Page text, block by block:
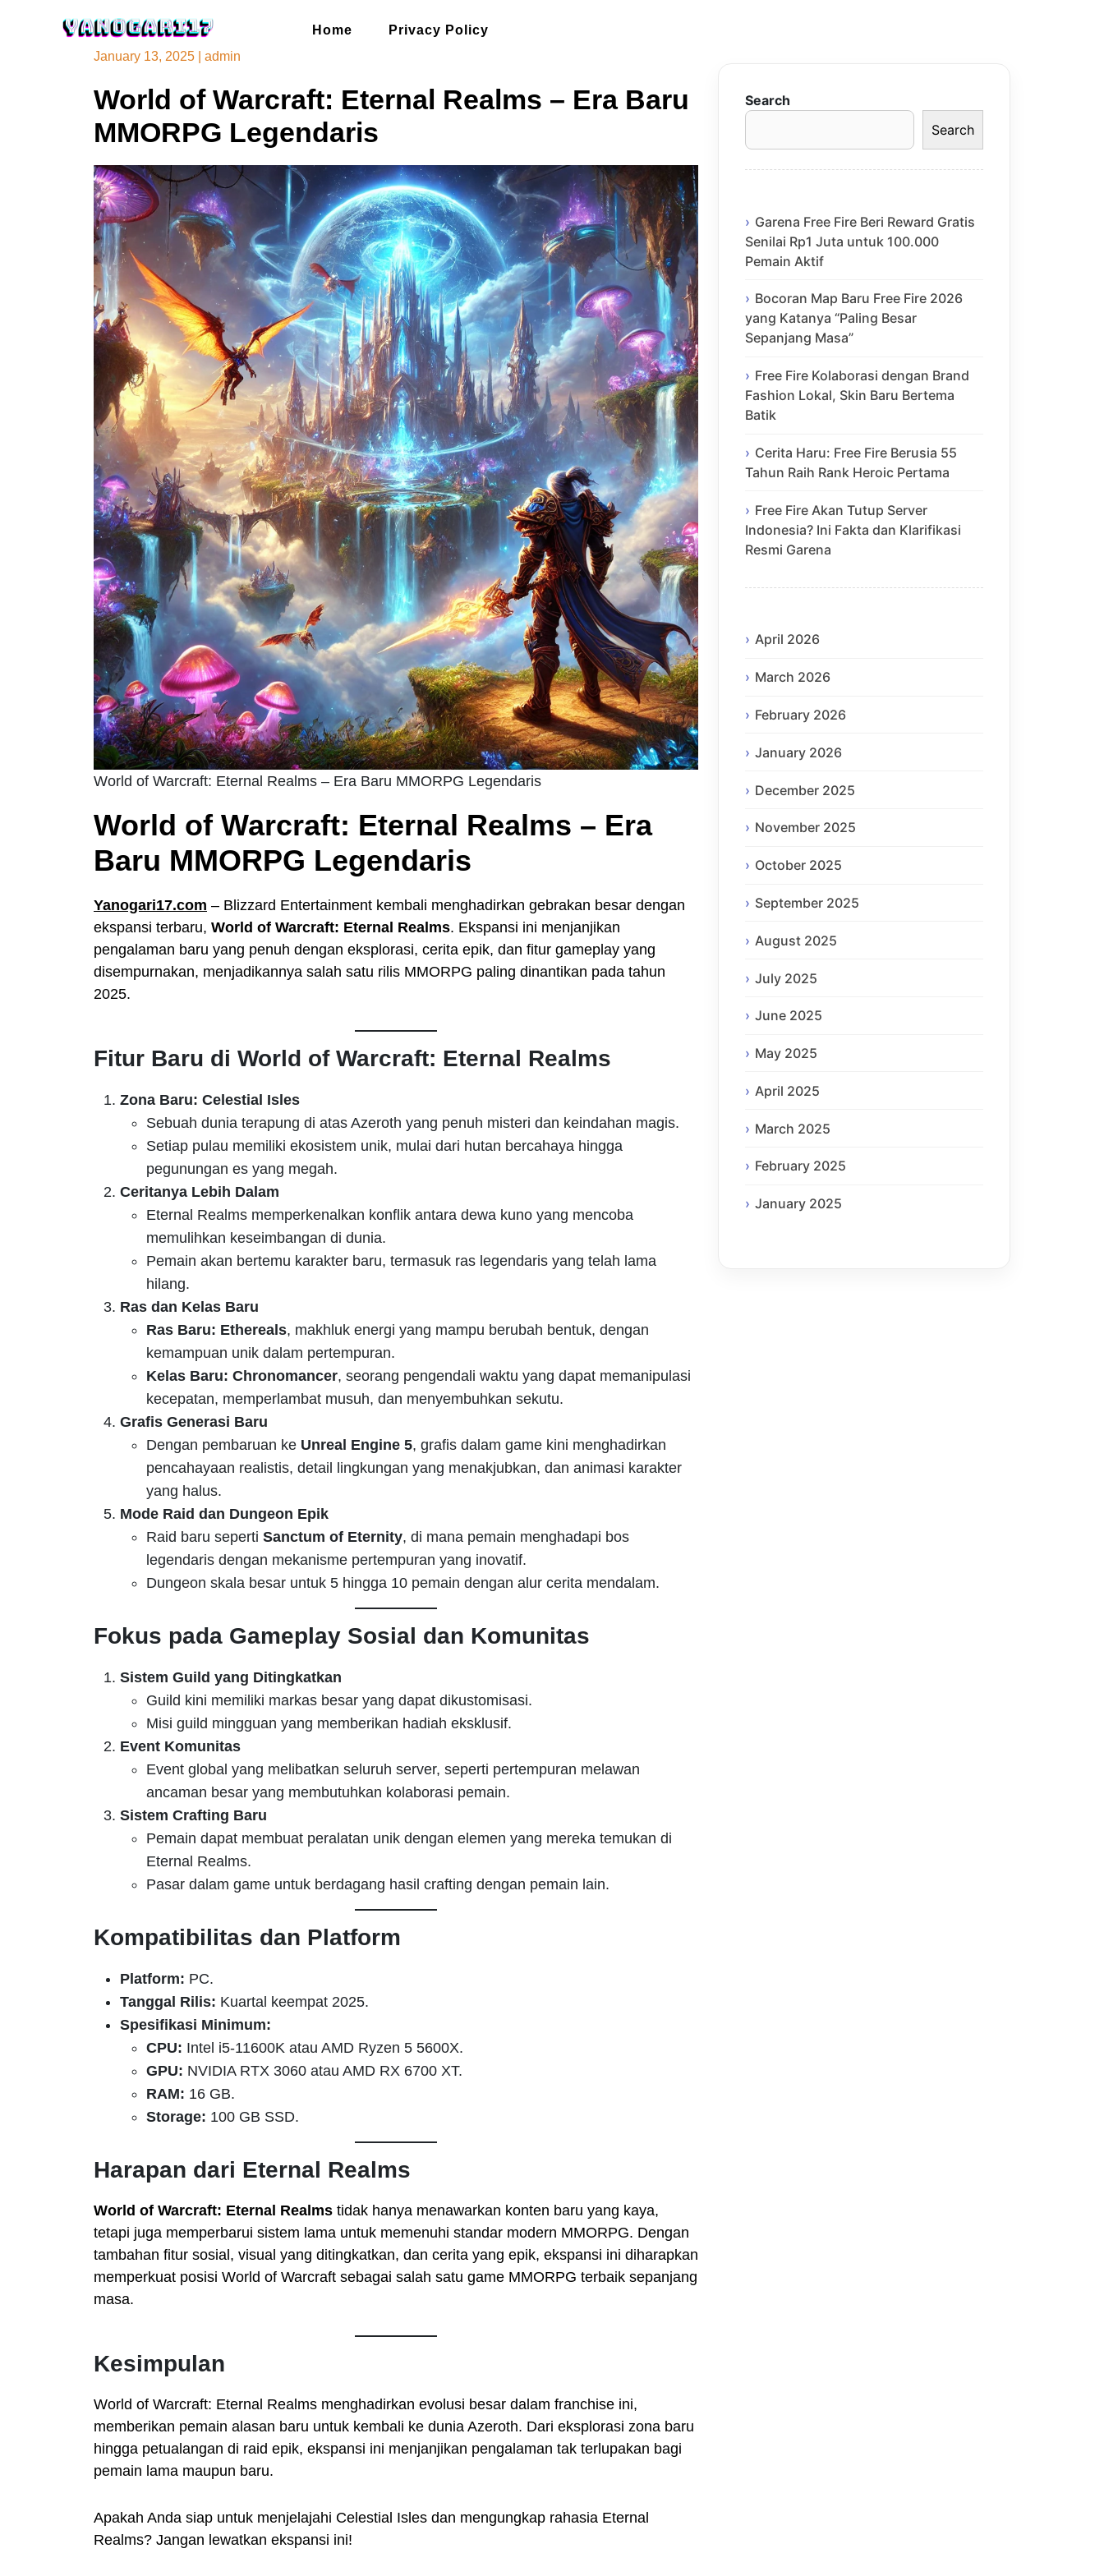
Home
Privacy Policy
January 13, 2025
admin
World of Warcraft: Eternal Realms – Era Baru
MMORPG Legendaris
World of Warcraft: Eternal Realms – Era Baru MMORPG Legendaris
World of Warcraft: Eternal Realms – Era
Baru MMORPG Legendaris
Yanogari17.com – Blizzard Entertainment kembali menghadirkan gebrakan besar dengan
ekspansi terbaru, World of Warcraft: Eternal Realms. Ekspansi ini menjanjikan
pengalaman baru yang penuh dengan eksplorasi, cerita epik, dan fitur gameplay yang
disempurnakan, menjadikannya salah satu rilis MMORPG paling dinantikan pada tahun
2025.
Fitur Baru di World of Warcraft: Eternal Realms
Zona Baru: Celestial Isles
Sebuah dunia terapung di atas Azeroth yang penuh misteri dan keindahan magis.
Setiap pulau memiliki ekosistem unik, mulai dari hutan bercahaya hingga
pegunungan es yang megah.
Ceritanya Lebih Dalam
Eternal Realms memperkenalkan konflik antara dewa kuno yang mencoba
memulihkan keseimbangan di dunia.
Pemain akan bertemu karakter baru, termasuk ras legendaris yang telah lama
hilang.
Ras dan Kelas Baru
Ras Baru: Ethereals, makhluk energi yang mampu berubah bentuk, dengan
kemampuan unik dalam pertempuran.
Kelas Baru: Chronomancer, seorang pengendali waktu yang dapat memanipulasi
kecepatan, memperlambat musuh, dan menyembuhkan sekutu.
Grafis Generasi Baru
Dengan pembaruan ke Unreal Engine 5, grafis dalam game kini menghadirkan
pencahayaan realistis, detail lingkungan yang menakjubkan, dan animasi karakter
yang halus.
Mode Raid dan Dungeon Epik
Raid baru seperti Sanctum of Eternity, di mana pemain menghadapi bos
legendaris dengan mekanisme pertempuran yang inovatif.
Dungeon skala besar untuk 5 hingga 10 pemain dengan alur cerita mendalam.
Fokus pada Gameplay Sosial dan Komunitas
Sistem Guild yang Ditingkatkan
Guild kini memiliki markas besar yang dapat dikustomisasi.
Misi guild mingguan yang memberikan hadiah eksklusif.
Event Komunitas
Event global yang melibatkan seluruh server, seperti pertempuran melawan
ancaman besar yang membutuhkan kolaborasi pemain.
Sistem Crafting Baru
Pemain dapat membuat peralatan unik dengan elemen yang mereka temukan di
Eternal Realms.
Pasar dalam game untuk berdagang hasil crafting dengan pemain lain.
Kompatibilitas dan Platform
Platform: PC.
Tanggal Rilis: Kuartal keempat 2025.
Spesifikasi Minimum:
CPU: Intel i5-11600K atau AMD Ryzen 5 5600X.
GPU: NVIDIA RTX 3060 atau AMD RX 6700 XT.
RAM: 16 GB.
Storage: 100 GB SSD.
Harapan dari Eternal Realms
World of Warcraft: Eternal Realms tidak hanya menawarkan konten baru yang kaya,
tetapi juga memperbarui sistem lama untuk memenuhi standar modern MMORPG. Dengan
tambahan fitur sosial, visual yang ditingkatkan, dan cerita yang epik, ekspansi ini diharapkan
memperkuat posisi World of Warcraft sebagai salah satu game MMORPG terbaik sepanjang
masa.
Kesimpulan
World of Warcraft: Eternal Realms menghadirkan evolusi besar dalam franchise ini,
memberikan pemain alasan baru untuk kembali ke dunia Azeroth. Dari eksplorasi zona baru
hingga petualangan di raid epik, ekspansi ini menjanjikan pengalaman tak terlupakan bagi
pemain lama maupun baru.
Apakah Anda siap untuk menjelajahi Celestial Isles dan mengungkap rahasia Eternal
Realms? Jangan lewatkan ekspansi ini!
Search
Search
Garena Free Fire Beri Reward Gratis
Senilai Rp1 Juta untuk 100.000
Pemain Aktif
Bocoran Map Baru Free Fire 2026
yang Katanya “Paling Besar
Sepanjang Masa”
Free Fire Kolaborasi dengan Brand
Fashion Lokal, Skin Baru Bertema
Batik
Cerita Haru: Free Fire Berusia 55
Tahun Raih Rank Heroic Pertama
Free Fire Akan Tutup Server
Indonesia? Ini Fakta dan Klarifikasi
Resmi Garena
April 2026
March 2026
February 2026
January 2026
December 2025
November 2025
October 2025
September 2025
August 2025
July 2025
June 2025
May 2025
April 2025
March 2025
February 2025
January 2025